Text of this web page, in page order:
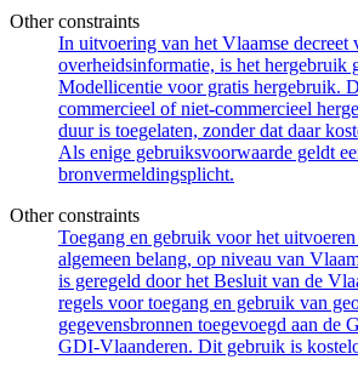
Other constraints
In uitvoering van het Vlaamse decreet
overheidsinformatie, is het hergebruik
Modellicentie voor gratis hergebruik.
commercieel of niet-commercieel
duur is toegelaten, zonder dat daar
Als enige gebruiksvoorwaarde geldt
bronvermeldingsplicht.
Other constraints
Toegang en gebruik voor het
algemeen belang, op niveau van
is geregeld door het Besluit van de
regels voor toegang en gebruik van
gegevensbronnen toegevoegd aan de
GDI-Vlaanderen. Dit gebruik is